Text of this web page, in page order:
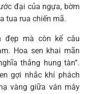
đại của ngựa, bờm
tua rua chiến mã.
đẹp mà còn kể câu
Hoa sen khai mãn
thắng hung tàn”.
gợi nhắc khí phách
vàng giữa vân mây